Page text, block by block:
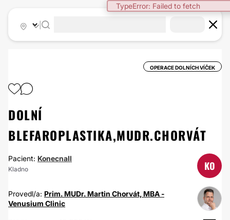
TypeError: Failed to fetch
OPERACE DOLNÍCH VÍČEK
DOLNÍ
BLEFAROPLASTIKA,MUDR.CHORVÁT
Pacient: KonecnaIl
Kladno KO
Provedl/a: Prim. MUDr. Martin Chorvát, MBA -
Venusium Clinic